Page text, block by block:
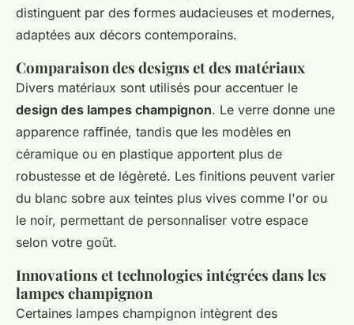
distinguent par des formes audacieuses et modernes,
adaptées aux décors contemporains.
Comparaison des designs et des matériaux
Divers matériaux sont utilisés pour accentuer le
design des lampes champignon. Le verre donne une
apparence raffinée, tandis que les modèles en
céramique ou en plastique apportent plus de
robustesse et de légèreté. Les finitions peuvent varier
du blanc sobre aux teintes plus vives comme l'or ou
le noir, permettant de personnaliser votre espace
selon votre goût.
Innovations et technologies intégrées dans les
lampes champignon
Certaines lampes champignon intègrent des